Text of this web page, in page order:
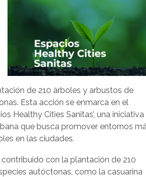
de 210 árboles y arbustos de
Esta acción se enmarca en el
Healthy Cities Sanitas’, una
que busca promover entornos
en las ciudades.
con la plantación de 210
autóctonas, como la casuarina